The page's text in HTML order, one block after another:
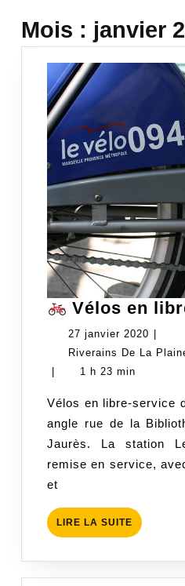
Mois : janvier
Vélos en
27 janvier 2020 27
Riverains De La
1 h 23 min
Vélos en libre-service de retour à la Plaine,
angle rue de la
Jaurès. La station
remise en service,
et
LIRE LA SUITE LIRE
LA